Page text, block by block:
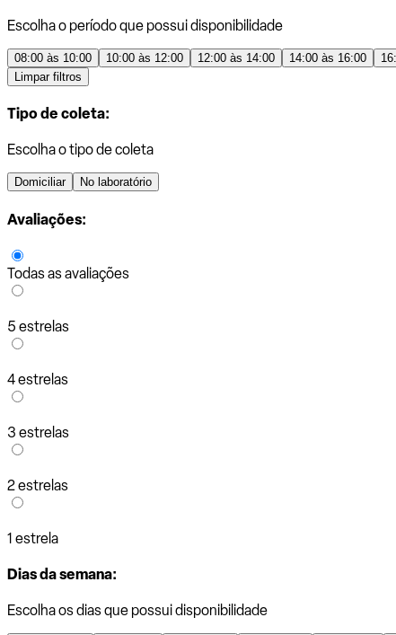
Escolha o período que possui disponibilidade
08:00 às 10:00 10:00 às 12:00 12:00 às 14:00 14:00 às 16:00
Limpar filtros
Tipo de coleta:
Escolha o tipo de coleta
Domiciliar No laboratório
Avaliações:
Todas as avaliações
5 estrelas
4 estrelas
3 estrelas
2 estrelas
1 estrela
Dias da semana:
Escolha os dias que possui disponibilidade